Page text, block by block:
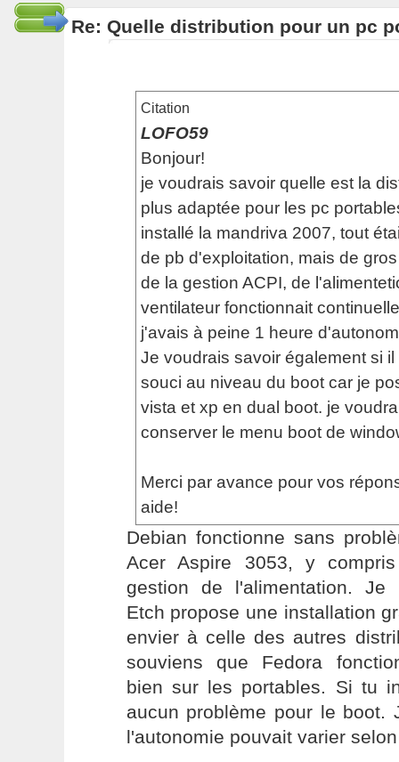
Re: Quelle distribution pour un pc
Citation
LOFO59
Bonjour!
je voudrais savoir quelle est la
plus adaptée pour les pc
installé la mandriva 2007, tout
de pb d'exploitation, mais de
de la gestion ACPI, de
ventilateur fonctionnait
j'avais à peine 1 heure
Je voudrais savoir également si
souci au niveau du boot car je
vista et xp en dual boot. je
conserver le menu boot de
Merci par avance pour vos
aide!
Debian fonctionne sans
Acer Aspire 3053, y
gestion de l'alimentation. Je
Etch propose une installation
envier à celle des autres
souviens que Fedora
bien sur les portables. Si tu
aucun problème pour le boot.
l'autonomie pouvait varier